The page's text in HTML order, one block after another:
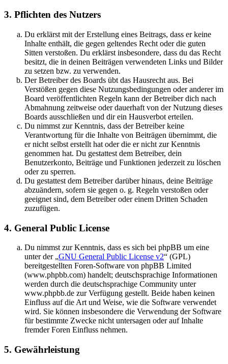
3. Pflichten des Nutzers
Du erklärst mit der Erstellung eines Beitrags, dass er keine
Inhalte enthält, die gegen geltendes Recht oder die guten
Sitten verstoßen. Du erklärst insbesondere, dass du das Recht
besitzt, die in deinen Beiträgen verwendeten Links und Bilder
zu setzen bzw. zu verwenden.
Der Betreiber des Boards übt das Hausrecht aus. Bei
Verstößen gegen diese Nutzungsbedingungen oder anderer im
Board veröffentlichten Regeln kann der Betreiber dich nach
Abmahnung zeitweise oder dauerhaft von der Nutzung dieses
Boards ausschließen und dir ein Hausverbot erteilen.
Du nimmst zur Kenntnis, dass der Betreiber keine
Verantwortung für die Inhalte von Beiträgen übernimmt, die
er nicht selbst erstellt hat oder die er nicht zur Kenntnis
genommen hat. Du gestattest dem Betreiber, dein
Benutzerkonto, Beiträge und Funktionen jederzeit zu löschen
oder zu sperren.
Du gestattest dem Betreiber darüber hinaus, deine Beiträge
abzuändern, sofern sie gegen o. g. Regeln verstoßen oder
geeignet sind, dem Betreiber oder einem Dritten Schaden
zuzufügen.
4. General Public License
Du nimmst zur Kenntnis, dass es sich bei phpBB um eine
unter der „GNU General Public License v2“ (GPL)
bereitgestellten Foren-Software von phpBB Limited
(www.phpbb.com) handelt; deutschsprachige Informationen
werden durch die deutschsprachige Community unter
www.phpbb.de zur Verfügung gestellt. Beide haben keinen
Einfluss auf die Art und Weise, wie die Software verwendet
wird. Sie können insbesondere die Verwendung der Software
für bestimmte Zwecke nicht untersagen oder auf Inhalte
fremder Foren Einfluss nehmen.
5. Gewährleistung